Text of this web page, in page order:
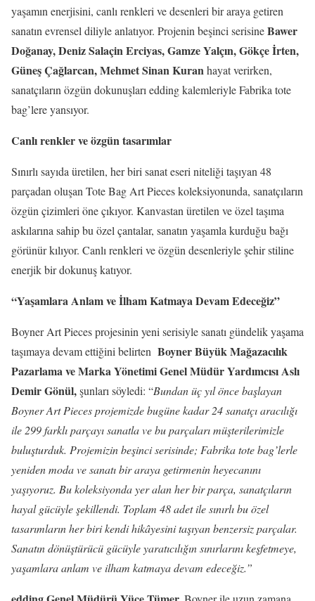
yaşamın enerjisini, canlı renkleri ve desenleri bir araya getiren
sanatın evrensel diliyle anlatıyor. Projenin beşinci serisineBawer
Doğanay, Deniz Salaçin Erciyas, Gamze Yalçın, Gökçe İrten,
Güneş Çağlarcan, Mehmet Sinan Kuranhayat verirken,
sanatçıların özgün dokunuşları edding kalemleriyle Fabrika tote
bag’lere yansıyor.
Canlı renkler ve özgün tasarımlar
Sınırlı sayıda üretilen, her biri sanat eseri niteliği taşıyan 48
parçadan oluşan Tote Bag Art Pieces koleksiyonunda, sanatçıların
özgün çizimleri öne çıkıyor. Kanvastan üretilen ve özel taşıma
askılarına sahip bu özel çantalar, sanatın yaşamla kurduğu bağı
görünür kılıyor. Canlı renkleri ve özgün desenleriyle şehir stiline
enerjik bir dokunuş katıyor.
“Yaşamlara Anlam ve İlham Katmaya Devam Edeceğiz”
Boyner Art Pieces projesinin yeni serisiyle sanatı gündelik yaşama
taşımaya devam ettiğini belirten Boyner Büyük Mağazacılık
Pazarlama ve Marka Yönetimi Genel Müdür Yardımcısı Aslı
Demir Gönül,şunları söyledi: “Bundan üç yıl önce başlayan
Boyner Art Pieces projemizde bugüne kadar 24 sanatçı aracılığı
ile 299 farklı parçayı sanatla ve bu parçaları müşterilerimizle
buluşturduk. Projemizin beşinci serisinde; Fabrika tote bag’lerle
yeniden moda ve sanatı bir araya getirmenin heyecanını
yaşıyoruz. Bu koleksiyonda yer alan her bir parça, sanatçıların
hayal gücüyle şekillendi. Toplam 48 adet ile sınırlı bu özel
tasarımların her biri kendi hikâyesini taşıyan benzersiz parçalar.
Sanatın dönüştürücü gücüyle yaratıcılığın sınırlarını keşfetmeye,
yaşamlara anlam ve ilham katmaya devam edeceğiz.”